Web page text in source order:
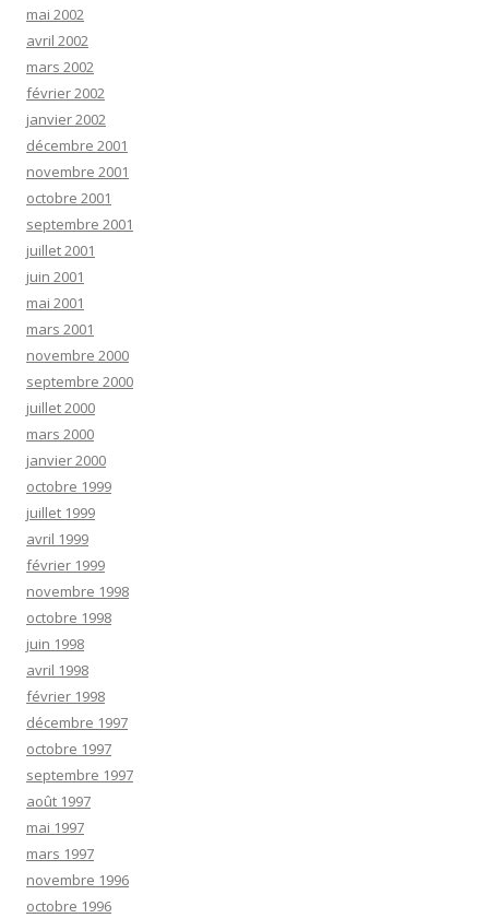
mai 2002
avril 2002
mars 2002
février 2002
janvier 2002
décembre 2001
novembre 2001
octobre 2001
septembre 2001
juillet 2001
juin 2001
mai 2001
mars 2001
novembre 2000
septembre 2000
juillet 2000
mars 2000
janvier 2000
octobre 1999
juillet 1999
avril 1999
février 1999
novembre 1998
octobre 1998
juin 1998
avril 1998
février 1998
décembre 1997
octobre 1997
septembre 1997
août 1997
mai 1997
mars 1997
novembre 1996
octobre 1996